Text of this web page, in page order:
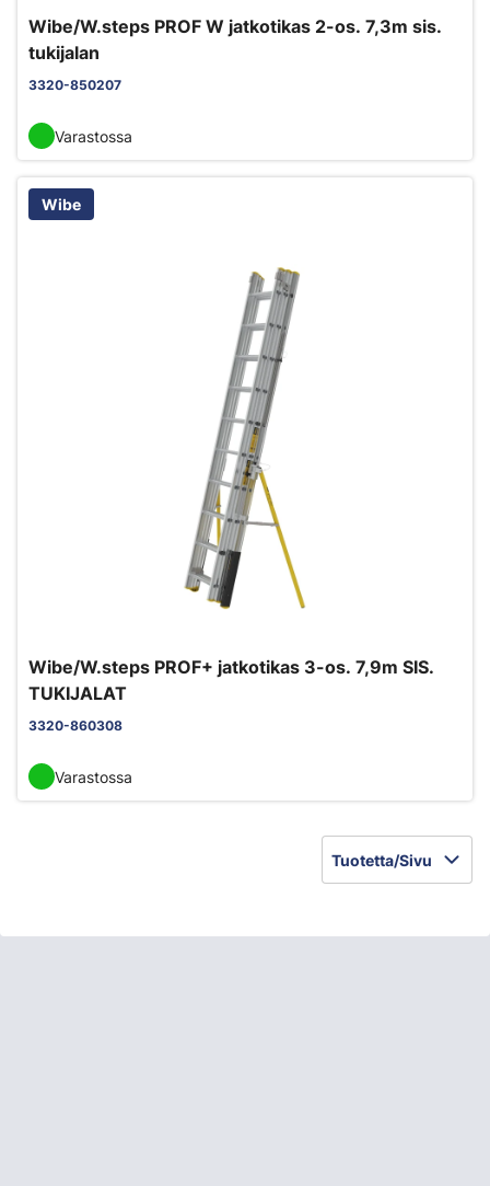
Wibe/W.steps PROF W jatkotikas 2-os. 7,3m sis.
tukijalan
3320-850207
Varastossa
Wibe
Wibe/W.steps PROF+ jatkotikas 3-os. 7,9m SIS.
TUKIJALAT
3320-860308
Varastossa
Tuotetta/Sivu